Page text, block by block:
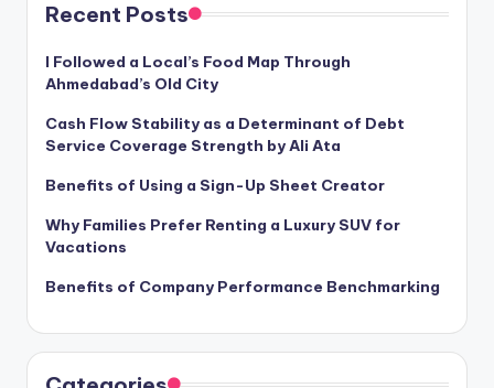
Recent Posts
I Followed a Local’s Food Map Through
Ahmedabad’s Old City
Cash Flow Stability as a Determinant of Debt
Service Coverage Strength by Ali Ata
Benefits of Using a Sign-Up Sheet Creator
Why Families Prefer Renting a Luxury SUV for
Vacations
Benefits of Company Performance Benchmarking